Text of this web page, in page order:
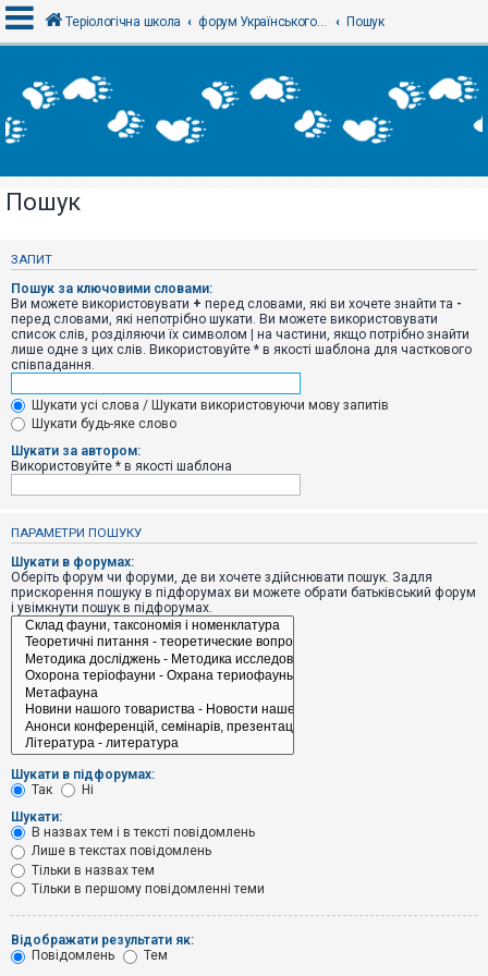
х
і
Р
с
р
а
ц
і
я
Т
е
м
и
б
і
п
о
в
і
д
в
н
т
е
м
и
о
ш
Теріологічна школа форум Українського теріологічного товариства Пошук
Пошук
ЗАПИТ
Пошук за ключовими словами:
Ви можете використовувати + перед словами, які ви хочете знайти та -
перед словами, які непотрібно шукати. Ви можете використовувати
список слів, розділяючи їх символом | на частини, якщо потрібно знайти
лише одне з цих слів. Використовуйте * в якості шаблона для часткового
співпадання.
Шукати усі слова / Шукати використовуючи мову запитів
Шукати будь-яке слово
Шукати за автором:
Використовуйте * в якості шаблона
ПАРАМЕТРИ ПОШУКУ
Шукати в форумах:
Оберіть форум чи форуми, де ви хочете здійснювати пошук. Задля
прискорення пошуку в підфорумах ви можете обрати батьківський форум
і увімкнути пошук в підфорумах.
Шукати в підфорумах:
Так
Ні
Шукати:
В назвах тем і в тексті повідомлень
Лише в текстах повідомлень
Тільки в назвах тем
Тільки в першому повідомленні теми
Відображати результати як:
Повідомлень
Тем